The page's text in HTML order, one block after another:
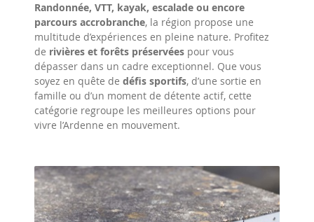
Randonnée, VTT, kayak, escalade ou encore
parcours accrobranche, la région propose une
multitude d’expériences en pleine nature. Profitez
de rivières et forêts préservées pour vous
dépasser dans un cadre exceptionnel. Que vous
soyez en quête de défis sportifs, d’une sortie en
famille ou d’un moment de détente actif, cette
catégorie regroupe les meilleures options pour
vivre l’Ardenne en mouvement.